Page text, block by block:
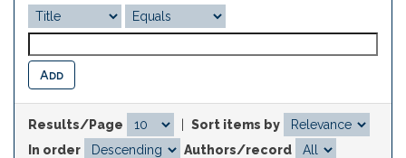
Results/Page
Sort items by
In order
Authors/record